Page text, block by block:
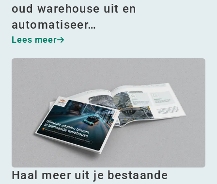
oud warehouse uit en
automatiseer…
Lees meer
Haal meer uit je bestaande